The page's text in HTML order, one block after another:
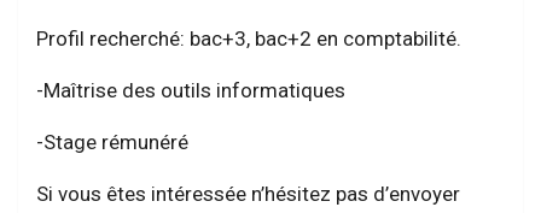
Profil recherché: bac+3, bac+2 en comptabilité.
-Maîtrise des outils informatiques
-Stage rémunéré
Si vous êtes intéressée n’hésitez pas d’envoyer